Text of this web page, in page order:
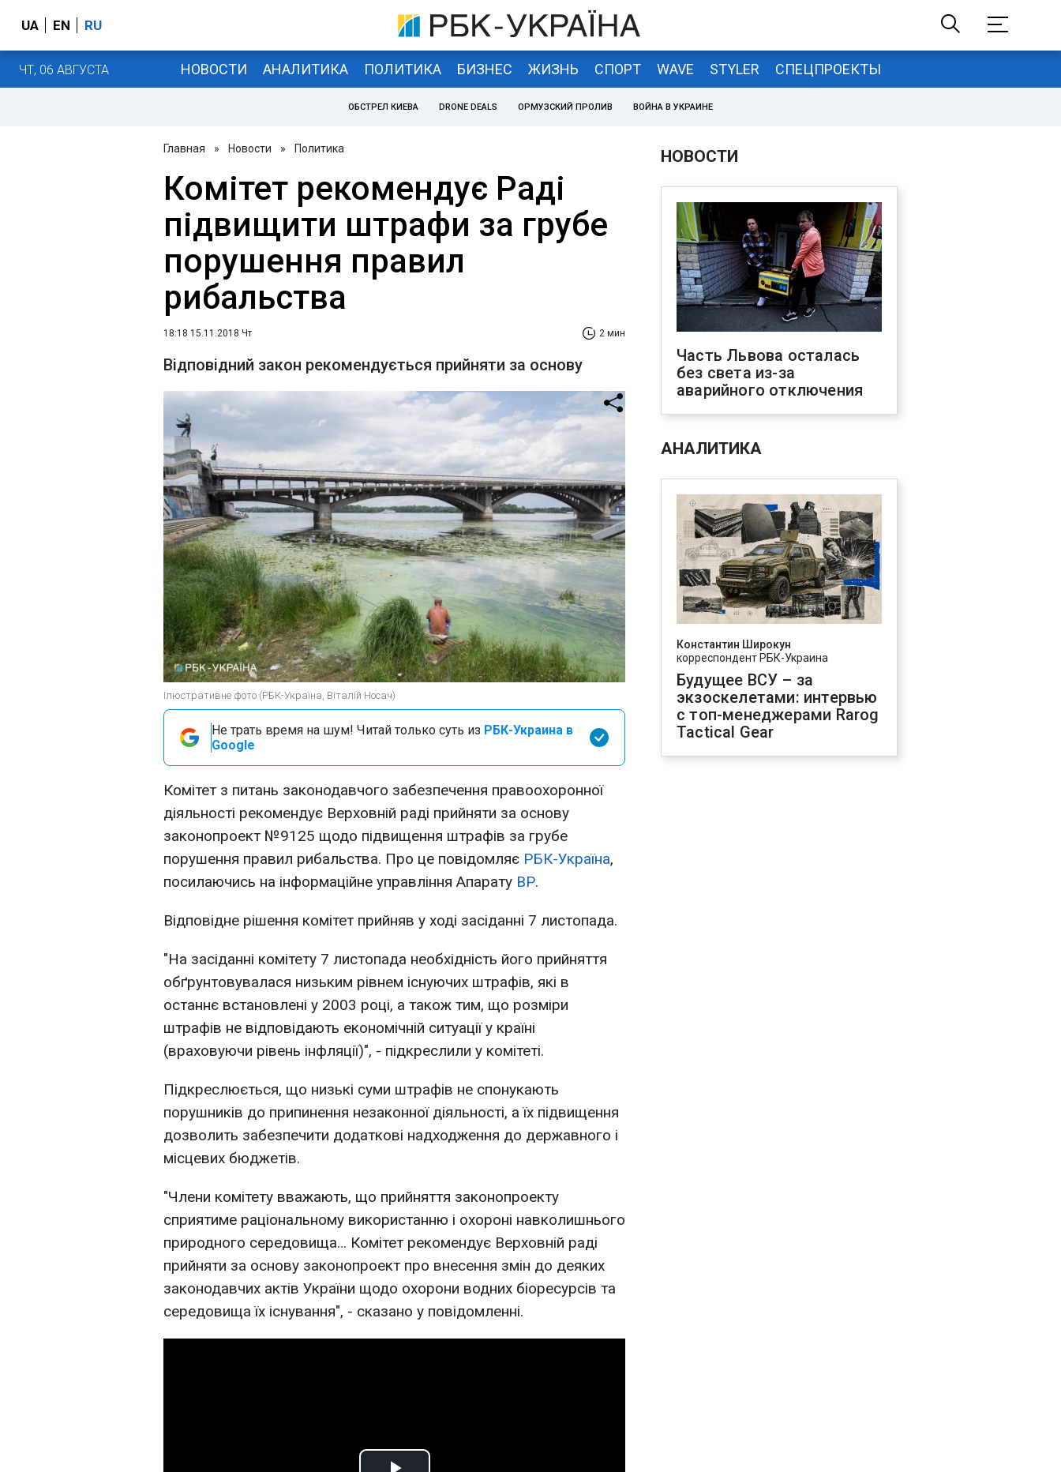
UA EN RU
ЧТ, 06 АВГУСТА НОВОСТИ АНАЛИТИКА ПОЛИТИКА БИЗНЕС ЖИЗНЬ СПОРТ WAVE STYLER СПЕЦПРОЕКТЫ
ОБСТРЕЛ КИЕВА DRONE DEALS ОРМУЗСКИЙ ПРОЛИВ ВОЙНА В УКРАИНЕ
Главная » Новости » Политика
Комітет рекомендує Раді
підвищити штрафи за грубе
порушення правил
рибальства
18:18 15.11.2018 Чт 2 мин
Відповідний закон рекомендується прийняти за основу
Ілюстративне фото (РБК-Україна, Віталій Носач)
Не трать время на шум! Читай только суть из РБК-Украина в
Google
Комітет з питань законодавчого забезпечення правоохоронної
діяльності рекомендує Верховній раді прийняти за основу
законопроект №9125 щодо підвищення штрафів за грубе
порушення правил рибальства. Про це повідомляє РБК-Україна,
посилаючись на інформаційне управління Апарату ВР.
Відповідне рішення комітет прийняв у ході засіданні 7 листопада.
"На засіданні комітету 7 листопада необхідність його прийняття
обґрунтовувалася низьким рівнем існуючих штрафів, які в
останнє встановлені у 2003 році, а також тим, що розміри
штрафів не відповідають економічній ситуації у країні
(враховуючи рівень інфляції)", - підкреслили у комітеті.
Підкреслюється, що низькі суми штрафів не спонукають
порушників до припинення незаконної діяльності, а їх підвищення
дозволить забезпечити додаткові надходження до державного і
місцевих бюджетів.
"Члени комітету вважають, що прийняття законопроекту
сприятиме раціональному використанню і охороні навколишнього
природного середовища… Комітет рекомендує Верховній раді
прийняти за основу законопроект про внесення змін до деяких
законодавчих актів України щодо охорони водних біоресурсів та
середовища їх існування", - сказано у повідомленні.
НОВОСТИ
Часть Львова осталась
без света из-за
аварийного отключения
АНАЛИТИКА
Константин Широкун
корреспондент РБК-Украина
Будущее ВСУ – за
экзоскелетами: интервью
с топ-менеджерами Rarog
Tactical Gear